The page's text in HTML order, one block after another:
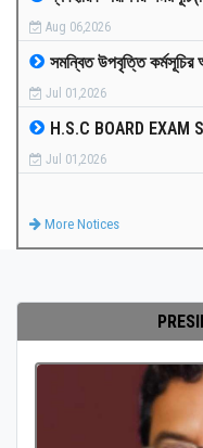
PAYMENT
CO-CURRICULUM
RESULTS
Aug 06,2026
সমন্বিত উপবৃত্তি কর্মসূচির
Jul 01,2026
H.S.C BOARD EXAM
Jul 01,2026
More Notices